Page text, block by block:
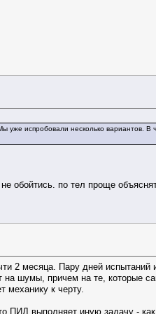
испробовали несколько вариантов. В
обойтись. по тел проще
2 месяца. Пару дней испытаний
шумы, причем на те, которые
механику к черту.
ПИД выполняет иную задачу -